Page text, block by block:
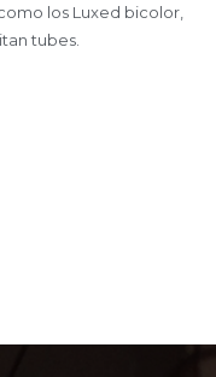
los Luxed bicolor,
tubes.